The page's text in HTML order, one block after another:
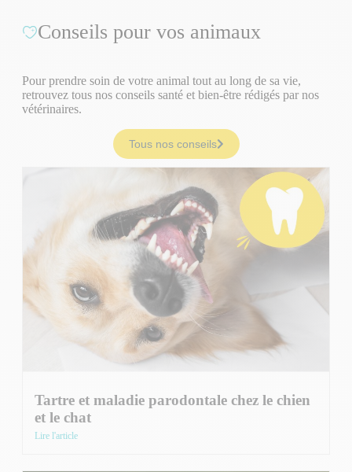
Conseils pour vos animaux
Pour prendre soin de votre animal tout au long de sa vie,
retrouvez tous nos conseils santé et bien-être rédigés par nos
vétérinaires.
Tous nos conseils
Tartre et maladie parodontale chez le chien
et le chat
Lire l'article